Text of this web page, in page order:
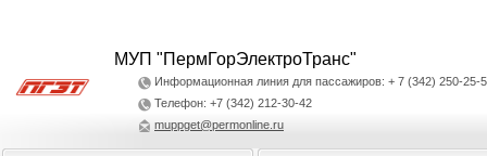
МУП "ПермГорЭлектроТранс"
Информационная линия для пассажиров: + 7 (342) 250-25-
Телефон: +7 (342) 212-30-42
muppget@permonline.ru